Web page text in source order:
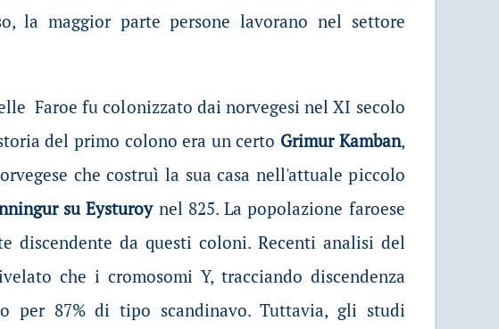
la maggior parte persone lavorano nel settore
Faroe fu colonizzato dai norvegesi nel XI secolo
del primo colono era un certo Grimur Kamban,
che costruì la sua casa nell'attuale piccolo
su Eysturoynel 825. La popolazione faroese
discendente da questi coloni. Recenti analisi del
che i cromosomi Y, tracciando discendenza
per 87% di tipo scandinavo. Tuttavia, gli studi